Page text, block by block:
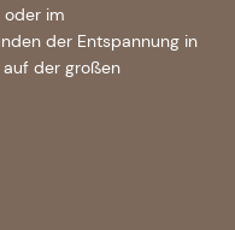
oder im
der Entspannung in
der großen